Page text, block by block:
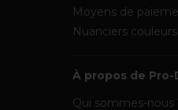
Moyens de
Nuanciers couleurs
À propos de Pro-
Qui sommes-nous